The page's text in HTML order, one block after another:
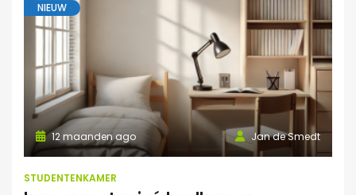
NIEUW
Jan de Smedt
12 maanden ago
STUDENTENKAMER